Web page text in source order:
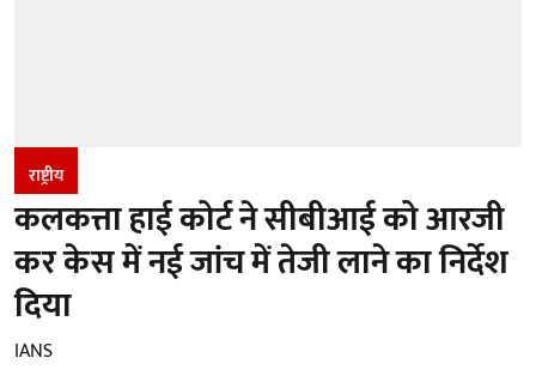
राष्ट्रीय
कलकत्ता हाई कोर्ट ने सीबीआई को आरजी
कर केस में नई जांच में तेजी लाने का निर्देश
दिया
IANS